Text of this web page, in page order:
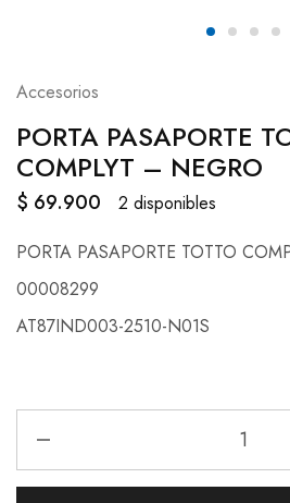
Accesorios
PORTA PASAPORTE
COMPLYT – NEGRO
$ 69.900
2 disponibles
PORTA PASAPORTE TOTTO
00008299
AT87IND003-2510-N01S